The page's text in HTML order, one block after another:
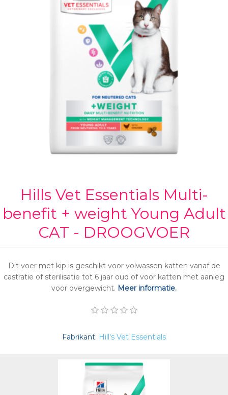
Hills Vet Essentials Multi-
benefit + weight Young Adult
CAT - DROOGVOER
Dit voer met kip is geschikt voor volwassen katten vanaf de
castratie of sterilisatie tot 6 jaar oud of voor katten met aanleg
voor overgewicht. Meer informatie.
Fabrikant: Hill's Vet Essentials